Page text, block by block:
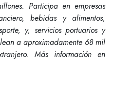
Participa en empresas
bebidas y alimentos,
y, servicios portuarios y
a aproximadamente 68 mil
Más información en